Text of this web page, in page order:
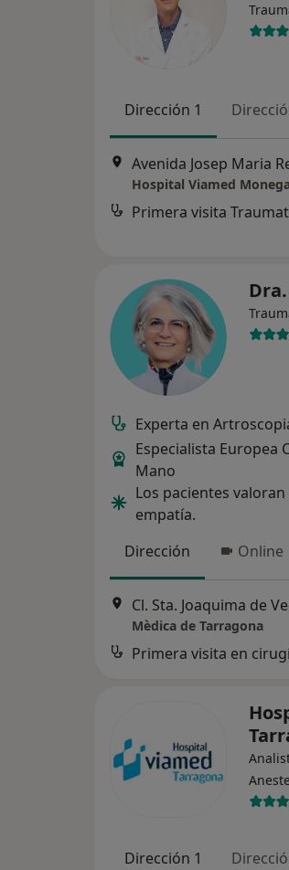
Dirección 1
Hospital Viamed
Experta en
Especialista Europea
Mano
Los pacientes
empatía.
Dirección
Online
Mèdica de Tarragona
Dirección 1